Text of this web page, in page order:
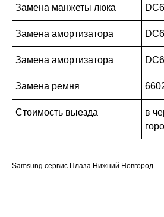
Замена манжеты люка
Замена амортизатора
Замена амортизатора
Замена ремня
Стоимость выезда
в
Samsung сервис Плаза Нижний Новгород